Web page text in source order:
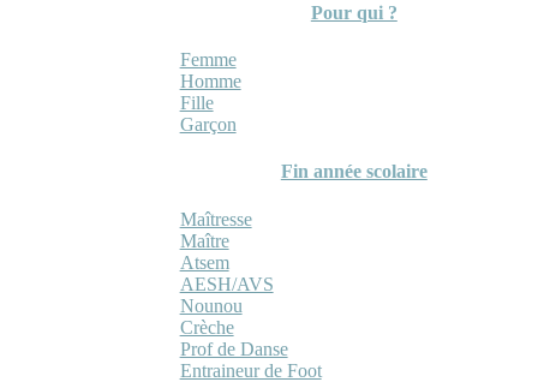
Pour qui ?
Femme
Homme
Fille
Garçon
Fin année scolaire
Maîtresse
Maître
Atsem
AESH/AVS
Nounou
Crèche
Prof de Danse
Entraineur de Foot